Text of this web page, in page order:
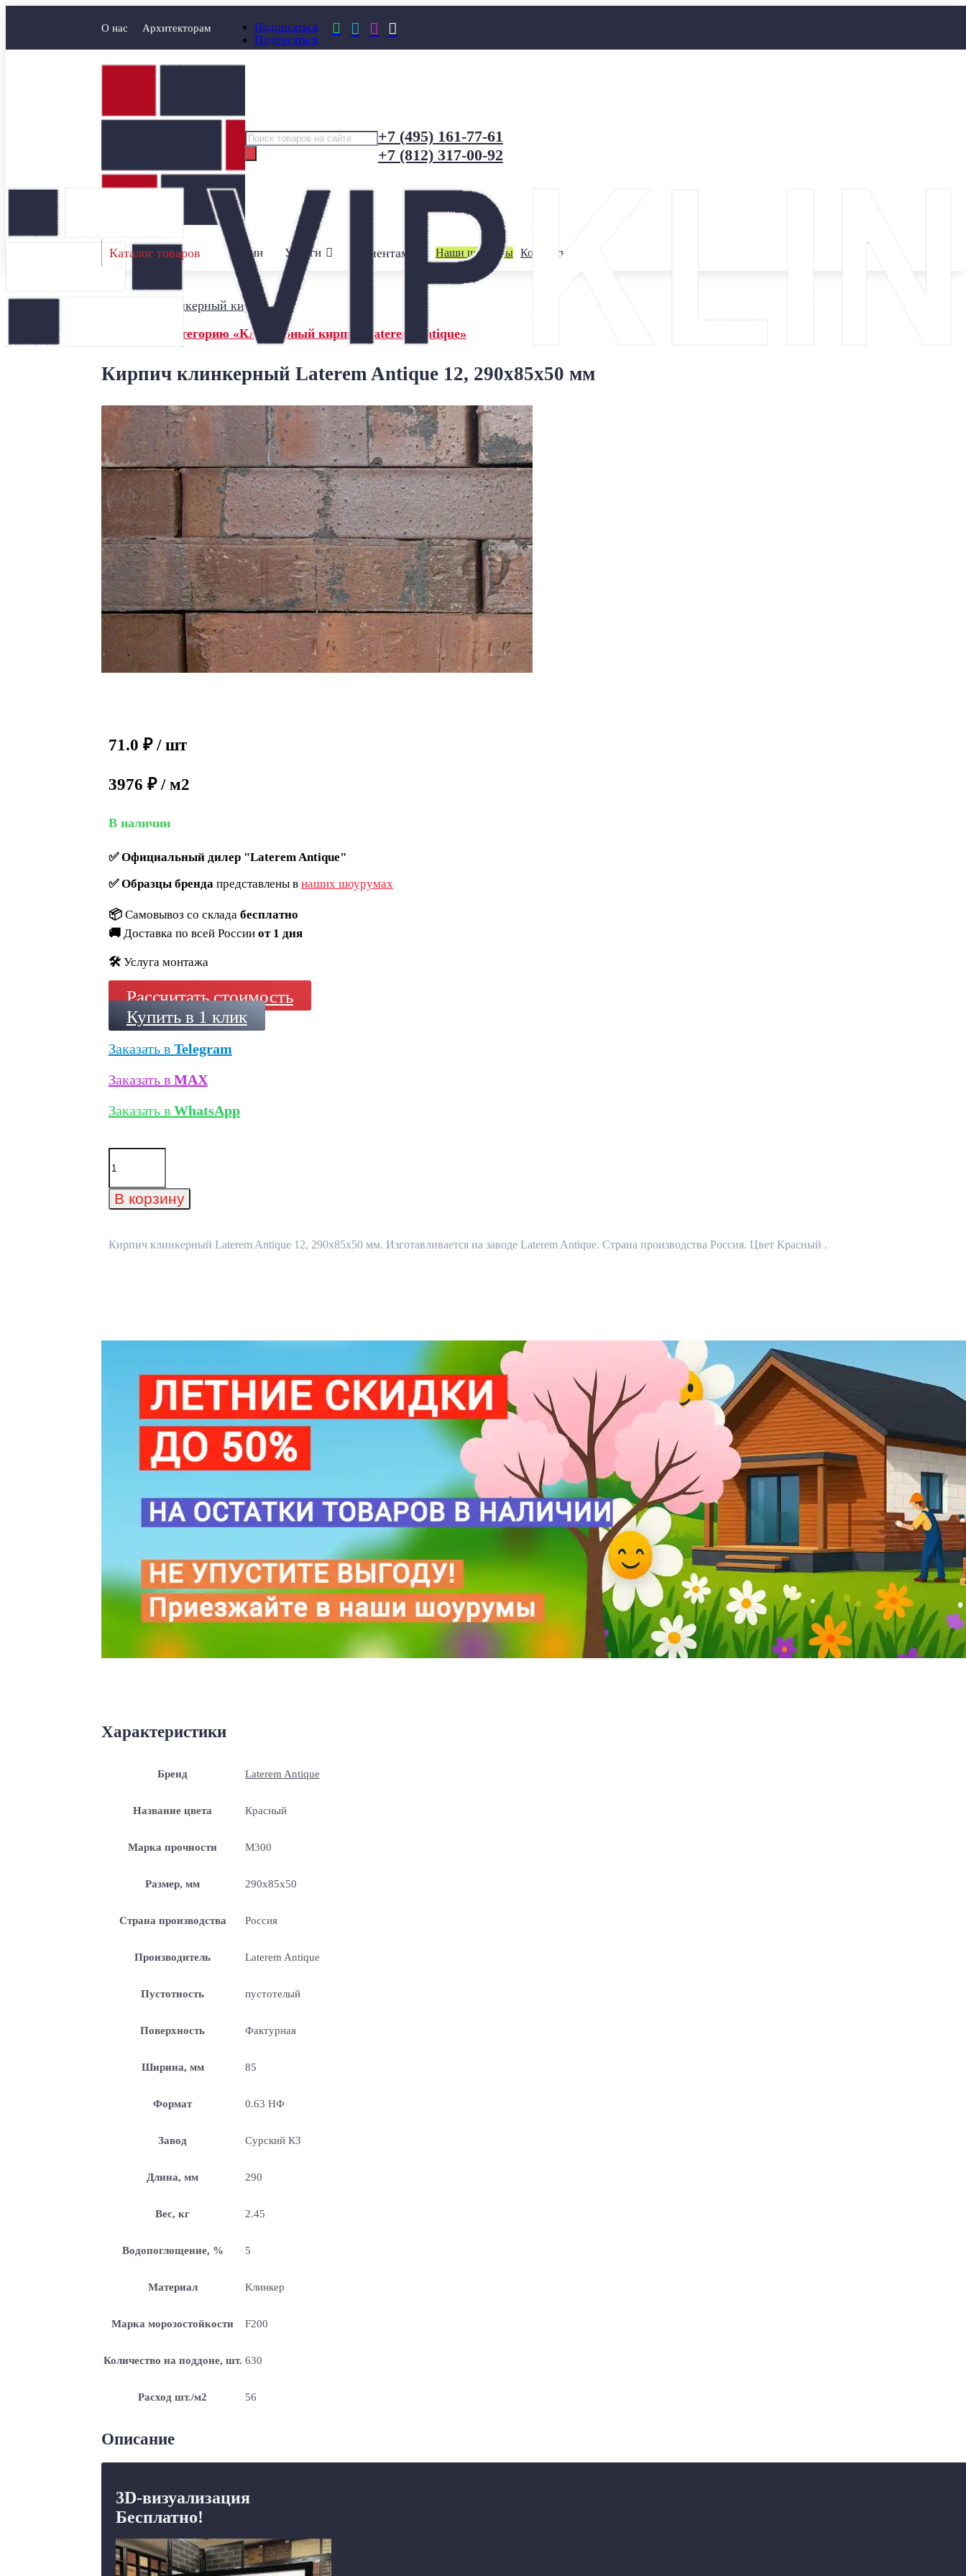
О нас Архитекторам
Подписаться
Подписаться
   
Поиск
товаров
+7 (495) 161-77-61
+7 (812) 317-00-92
Каталог товаров Акции Услуги Клиентам Наши шоурумы Контакты
Клинкерный кирпич/
← Назад в категорию «Клинкерный кирпич Laterem Antique»
Кирпич клинкерный Laterem Antique 12, 290x85x50 мм
71.0 ₽ / шт
3976 ₽ / м2
В наличии
✅Официальный дилер "Laterem Antique"
✅Образцы брендапредставлены в наших шоурумах
📦 Самовывоз со склада бесплатно
🚚 Доставка по всей России от 1 дня
🛠️ Услуга монтажа
Рассчитать стоимость
Купить в 1 клик
Заказать в Telegram
Заказать в MAX
Заказать в WhatsApp
Количество
товара
клинкерный
Laterem
290x85x50
В корзину
Кирпич клинкерный Laterem Antique 12, 290x85x50 мм. Изготавливается на заводе Laterem Antique. Страна производства Россия. Цвет Красный .
Характеристики
Бренд Laterem Antique
Название цвета Красный
Марка прочности М300
Размер, мм 290x85x50
Страна производства Россия
Производитель Laterem Antique
Пустотность пустотелый
Поверхность Фактурная
Ширина, мм 85
Формат 0.63 НФ
Завод Сурский КЗ
Длина, мм 290
Вес, кг 2.45
Водопоглощение, % 5
Материал Клинкер
Марка морозостойкости F200
Количество на поддоне, шт. 630
Расход шт./м2 56
Описание
3D-визуализация
Бесплатно!